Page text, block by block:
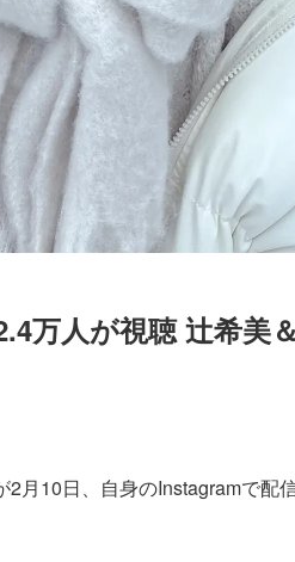
万人が視聴 辻希美
2月10日、自身のInstagramで配